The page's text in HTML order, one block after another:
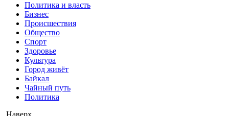
Политика и власть
Бизнес
Происшествия
Общество
Cпорт
Здоровье
Культура
Город живёт
Байкал
Чайный путь
Политика